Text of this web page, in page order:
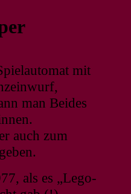
mit
man Beides
auch zum
als es „Lego-